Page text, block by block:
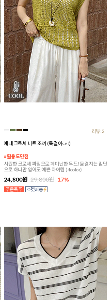
리뷰:2
에떼 크로셰 니트 조끼 (목걸이set)
#활용도만점
시원한 크로셰 짜임으로 페미닌한 무드! 물결지는 밑단
으로 하나만 입어도 예쁜 아이템 (4color)
24,800원 29,800원 17%